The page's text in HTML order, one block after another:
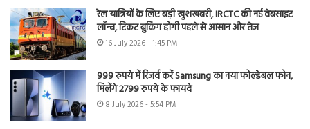
रेल यात्रियों के लिए बड़ी खुशखबरी, IRCTC की नई वेबसाइट
लॉन्च, टिकट बुकिंग होगी पहले से आसान और तेज
16 July 2026 - 1:45 PM
999 रुपये में रिजर्व करें Samsung का नया फोल्डेबल फोन,
मिलेंगे 2799 रुपये के फायदे
8 July 2026 - 5:54 PM